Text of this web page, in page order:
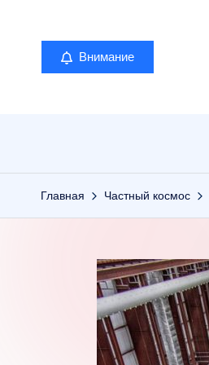
Перейти
Внимание
Главная Частный космос